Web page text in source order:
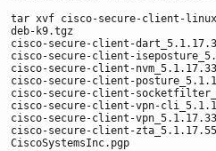
tar xvf cisco-secure-client-
deb-k9.tgz
cisco-secure-client-
cisco-secure-client-
cisco-secure-client-
cisco-secure-client-
cisco-secure-client-
cisco-secure-client-vpn-
cisco-secure-client-
cisco-secure-client-
CiscoSystemsInc.pgp